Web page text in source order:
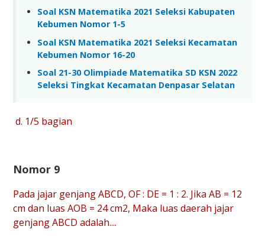
Soal KSN Matematika 2021 Seleksi Kabupaten
Kebumen Nomor 1-5
Soal KSN Matematika 2021 Seleksi Kecamatan
Kebumen Nomor 16-20
Soal 21-30 Olimpiade Matematika SD KSN 2022
Seleksi Tingkat Kecamatan Denpasar Selatan
d. 1/5 bagian
Nomor 9
Pada jajar genjang ABCD, OF : DE = 1 : 2. Jika AB = 12
cm dan luas AOB = 24 cm2, Maka luas daerah jajar
genjang ABCD adalah....